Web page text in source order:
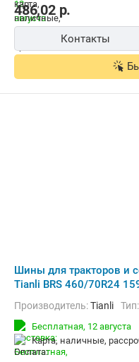
486,02р.
Контакты
Шины для тракторов и
Tianli BRS 460/70R24
Производитель:Tianli Тип:
Бесплатная, 12 августа
карта, наличные,